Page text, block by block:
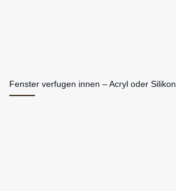
Fenster verfugen innen – Acryl oder Silikon